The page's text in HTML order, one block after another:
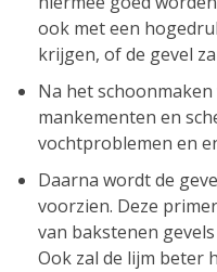
ook met een
krijgen, of de gevel
Na het
mankementen en
vochtproblemen en
Daarna wordt de
voorzien. Deze
van bakstenen
Ook zal de lijm beter